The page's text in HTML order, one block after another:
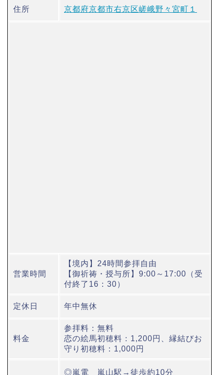
住所 京都府京都市右京区嵯峨野々宮町１
営業時間
【境内】24時間参拝自由
【御祈祷・授与所】9:00～17:00（受
付終了16：30）
定休日 年中無休
料金
参拝料：無料
恋の絵馬初穂料：1,200円、縁結びお
守り初穂料：1,000円
◎嵐電 嵐山駅→徒歩約10分